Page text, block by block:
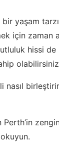
yaşam
için zaman
hissi
nasıl